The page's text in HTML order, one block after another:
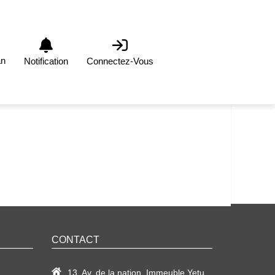
Notification Connectez-Vous
CONTACT
13, Av. de la nation, Immeuble Yetu,